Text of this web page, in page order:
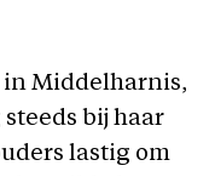
in Middelharnis,
bij haar
lastig om